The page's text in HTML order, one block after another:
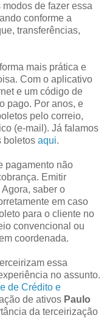
de fazer essa
conforme a
transferências,
mais prática e
Com o aplicativo
e um código de
pago. Por anos, e
pelo correio,
(e-mail). Já falamos
boletos aqui.
pagamento não
Emitir
saber o
em caso
para o cliente no
convencional ou
coordenada.
essa
no assunto.
de Crédito e
de ativos Paulo
da terceirização